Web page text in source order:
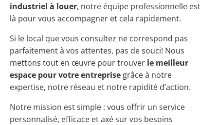
industriel à louer, notre équipe professionnelle est
là pour vous accompagner et cela rapidement.
Si le local que vous consultez ne correspond pas
parfaitement à vos attentes, pas de souci! Nous
mettons tout en œuvre pour trouver le meilleur
espace pour votre entreprise grâce à notre
expertise, notre réseau et notre rapidité d’action.
Notre mission est simple : vous offrir un service
personnalisé, efficace et axé sur vos besoins